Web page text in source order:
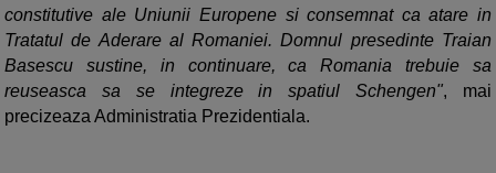
constitutive ale Uniunii Europene si consemnat ca atare in
Tratatul de Aderare al Romaniei. Domnul presedinte Traian
Basescu sustine, in continuare, ca Romania trebuie sa
reuseasca sa se integreze in spatiul Schengen", mai
precizeaza Administratia Prezidentiala.